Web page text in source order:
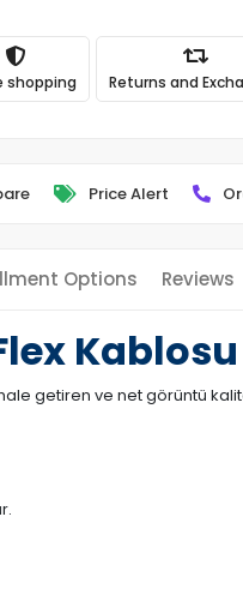
shopping Returns and
Price Alert
Options Reviews
Kablosu
getiren ve net görüntü